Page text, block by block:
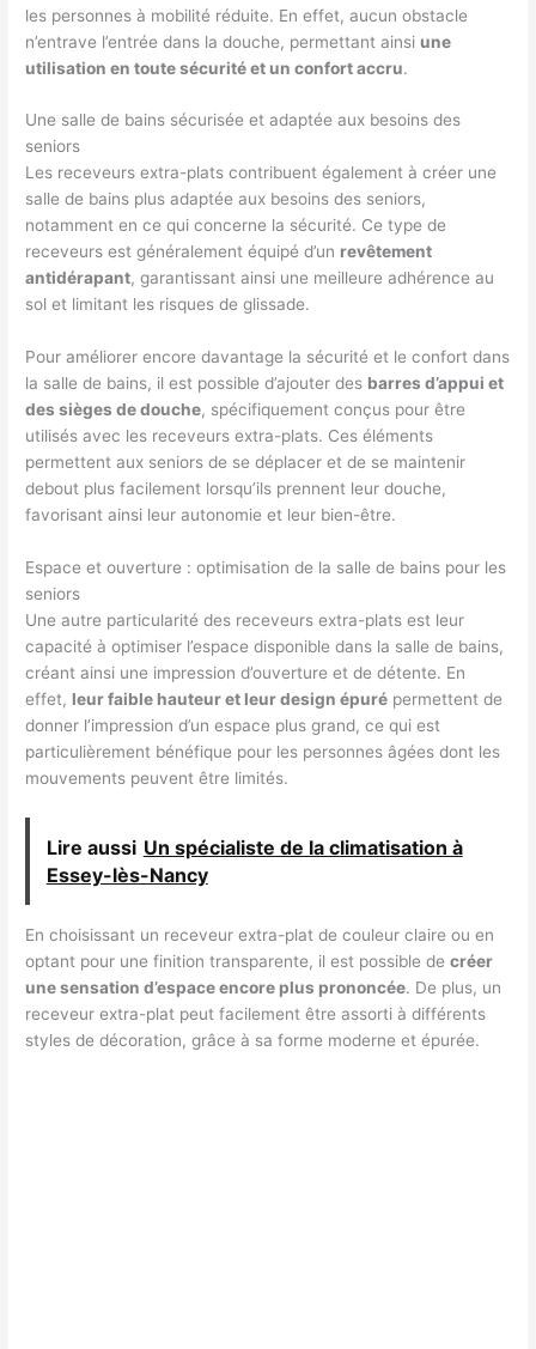
les personnes à mobilité réduite. En effet, aucun obstacle
n’entrave l’entrée dans la douche, permettant ainsi une
utilisation en toute sécurité et un confort accru.
Une salle de bains sécurisée et adaptée aux besoins des
seniors
Les receveurs extra-plats contribuent également à créer une
salle de bains plus adaptée aux besoins des seniors,
notamment en ce qui concerne la sécurité. Ce type de
receveurs est généralement équipé d’un revêtement
antidérapant, garantissant ainsi une meilleure adhérence au
sol et limitant les risques de glissade.
Pour améliorer encore davantage la sécurité et le confort dans
la salle de bains, il est possible d’ajouter des barres d’appui et
des sièges de douche, spécifiquement conçus pour être
utilisés avec les receveurs extra-plats. Ces éléments
permettent aux seniors de se déplacer et de se maintenir
debout plus facilement lorsqu’ils prennent leur douche,
favorisant ainsi leur autonomie et leur bien-être.
Espace et ouverture : optimisation de la salle de bains pour les
seniors
Une autre particularité des receveurs extra-plats est leur
capacité à optimiser l’espace disponible dans la salle de bains,
créant ainsi une impression d’ouverture et de détente. En
effet, leur faible hauteur et leur design épuré permettent de
donner l’impression d’un espace plus grand, ce qui est
particulièrement bénéfique pour les personnes âgées dont les
mouvements peuvent être limités.
Lire aussi Un spécialiste de la climatisation à
Essey-lès-Nancy
En choisissant un receveur extra-plat de couleur claire ou en
optant pour une finition transparente, il est possible decréer
une sensation d’espace encore plus prononcée. De plus, un
receveur extra-plat peut facilement être assorti à différents
styles de décoration, grâce à sa forme moderne et épurée.